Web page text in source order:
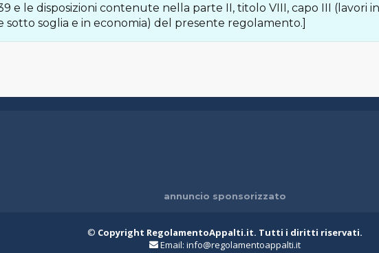
e le disposizioni contenute nella parte II, titolo VIII, capo III (lavori
sotto soglia e in economia) del presente regolamento.]
annuncio sponsorizzato
© Copyright RegolamentoAppalti.it. Tutti i diritti riservati.
Email: info@regolamentoappalti.it